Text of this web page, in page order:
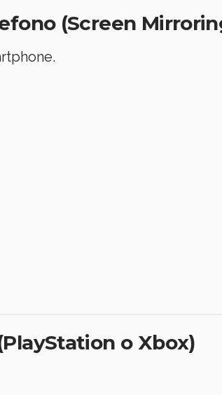
(Screen
o Xbox)